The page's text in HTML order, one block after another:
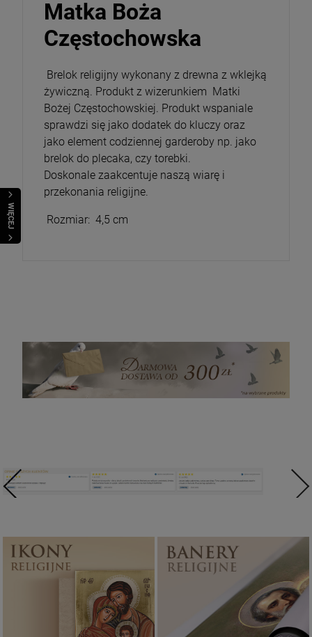
WIĘCEJ
Matka Boża
Częstochowska
Brelok religijny wykonany z drewna z wklejką
żywiczną. Produkt z wizerunkiem Matki
Bożej Częstochowskiej. Produkt wspaniale
sprawdzi się jako dodatek do kluczy oraz
jako element codziennej garderoby np. jako
brelok do plecaka, czy torebki.
Doskonale zaakcentuje naszą wiarę i
przekonania religijne.
Rozmiar: 4,5 cm
Ikony religijne
PONAD 400
WZORÓW
Banery religijne
ZOBACZ